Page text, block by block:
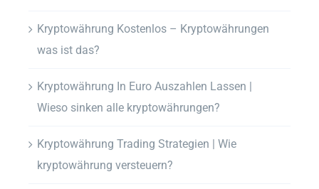
Kryptowährung Kostenlos – Kryptowährungen
was ist das?
Kryptowährung In Euro Auszahlen Lassen |
Wieso sinken alle kryptowährungen?
Kryptowährung Trading Strategien | Wie
kryptowährung versteuern?